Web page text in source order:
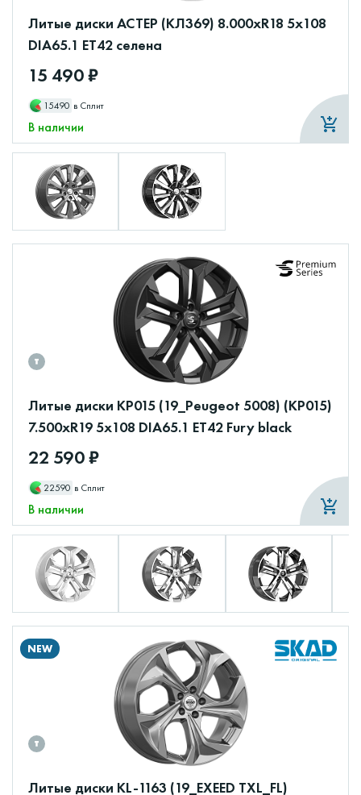
Литые диски АСТЕР (КЛ369) 8.000xR18 5x108
DIA65.1 ET42 селена
15 490 ₽
15490 в Сплит
В наличии
Литые диски КР015 (19_Peugeot 5008) (КР015)
7.500xR19 5x108 DIA65.1 ET42 Fury black
22 590 ₽
22590 в Сплит
В наличии
NEW
Литые диски KL-1163 (19_EXEED TXL_FL)